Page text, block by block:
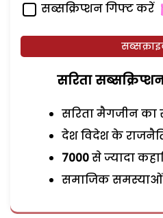
सब्सक्रिप्शन गिफ्ट करें
सरिता
सरिता मैगजीन का
देश विदेश के
7000से ज्यादा
समाजिक